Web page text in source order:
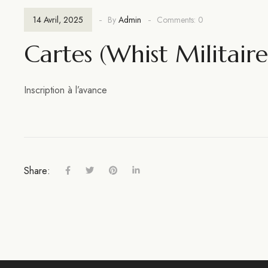
14 Avril, 2025 By Admin Comments: 0
Cartes (whist
Inscription à l’avance
Share: